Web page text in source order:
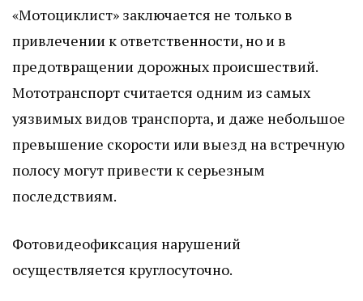
«Мотоциклист» заключается не только в
привлечении к ответственности, но и в
предотвращении дорожных происшествий.
Мототранспорт считается одним из самых
уязвимых видов транспорта, и даже небольшое
превышение скорости или выезд на встречную
полосу могут привести к серьезным
последствиям.
Фотовидеофиксация нарушений
осуществляется круглосуточно.